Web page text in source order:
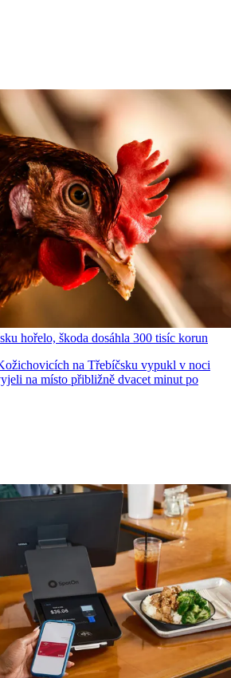
hořelo, škoda dosáhla 300 tisíc korun
na Třebíčsku vypukl v noci
na místo přibližně dvacet minut po